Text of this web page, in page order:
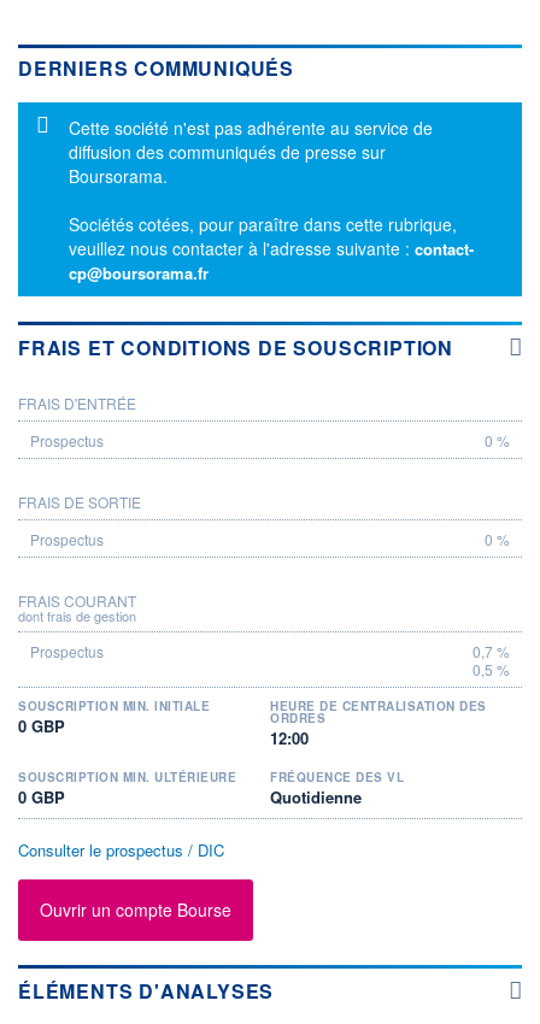
DERNIERS COMMUNIQUÉS
Message d'information
Cette société n'est pas adhérente au service de
diffusion des communiqués de presse sur
Boursorama.
Sociétés cotées, pour paraître dans cette rubrique,
veuillez nous contacter à l'adresse suivante : contact-
cp@boursorama.fr
FRAIS ET CONDITIONS DE SOUSCRIPTION
PROSPECTUS
FRAIS D'ENTRÉE
0 %
FRAIS DE SORTIE
0 %
FRAIS COURANT
dont frais de gestion
0,7 %
0,5 %
SOUSCRIPTION MIN. INITIALE
0 GBP
HEURE DE CENTRALISATION DES
ORDRES
12:00
SOUSCRIPTION MIN. ULTÉRIEURE
0 GBP
FRÉQUENCE DES VL
Quotidienne
Consulter le prospectus / DIC
Ouvrir un compte Bourse
ÉLÉMENTS D'ANALYSES